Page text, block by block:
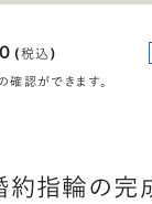
(税込)
確認ができます。
約指輪の完